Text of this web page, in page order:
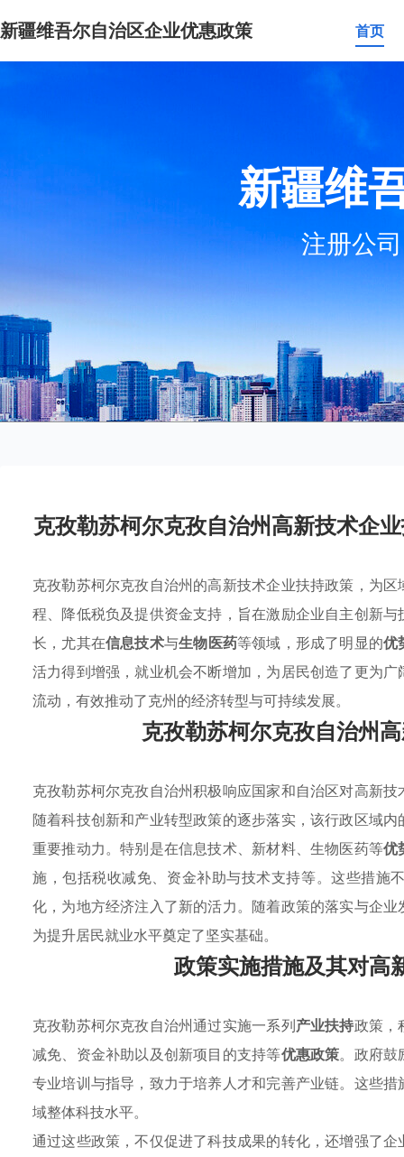
新疆维吾尔自治区企业优惠政策 首页
新疆维
注册公
克孜勒苏柯尔克孜自治州高新技术企
克孜勒苏柯尔克孜自治州的高新技术企业扶持政策，为
程、降低税负及提供资金支持，旨在激励企业自主创新
长，尤其在信息技术与生物医药等领域，形成了明显的优
活力得到增强，就业机会不断增加，为居民创造了更为
流动，有效推动了克州的经济转型与可持续发展。
克孜勒苏柯尔克孜自治州
克孜勒苏柯尔克孜自治州积极响应国家和自治区对高新
随着科技创新和产业转型政策的逐步落实，该行政区域内
重要推动力。特别是在信息技术、新材料、生物医药等优
施，包括税收减免、资金补助与技术支持等。这些措施
化，为地方经济注入了新的活力。随着政策的落实与企
为提升居民就业水平奠定了坚实基础。
政策实施措施及其对高
克孜勒苏柯尔克孜自治州通过实施一系列产业扶持政策，
减免、资金补助以及创新项目的支持等优惠政策。政府鼓
专业培训与指导，致力于培养人才和完善产业链。这些
域整体科技水平。
通过这些政策，不仅促进了科技成果的转化，还增强了